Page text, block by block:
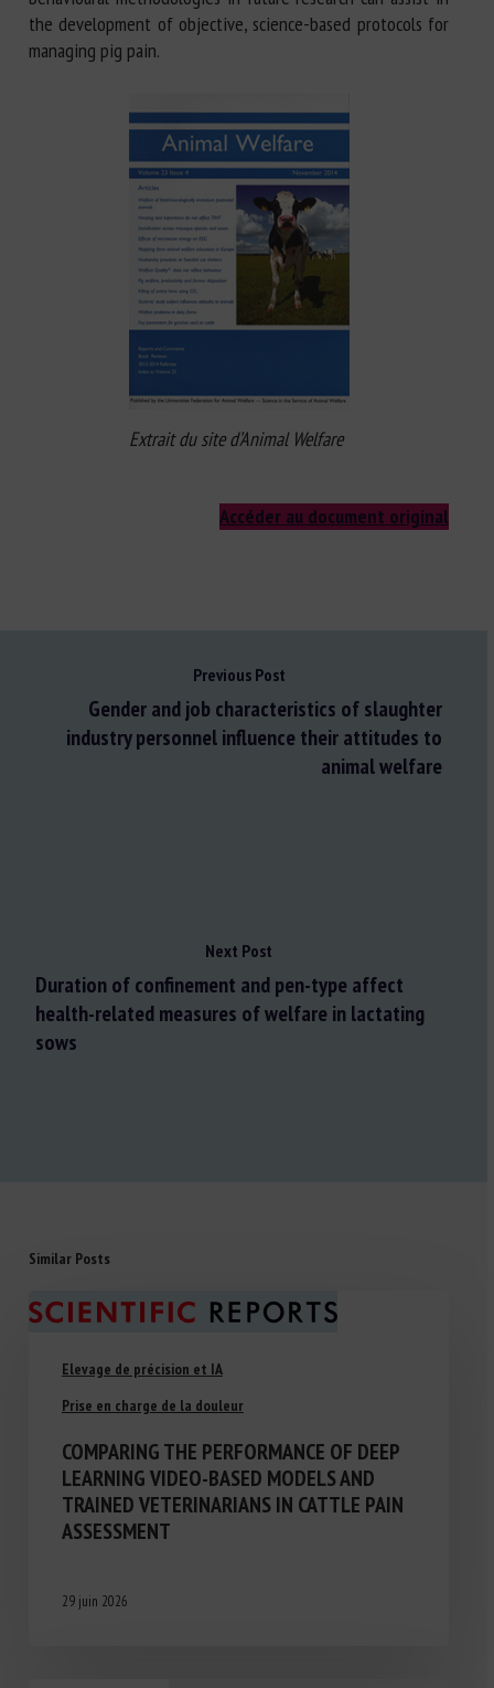
the development of objective, science-based protocols for
managing pig pain.
Extrait du site d’Animal Welfare
Accéder au document original
Previous Post
Gender and job characteristics of slaughter
industry personnel influence their attitudes to
animal welfare
Next Post
Duration of confinement and pen-type affect
health-related measures of welfare in lactating
sows
Similar Posts
Elevage de précision et IA
Prise en charge de la douleur
COMPARING THE PERFORMANCE OF DEEP
LEARNING VIDEO-BASED MODELS AND
TRAINED VETERINARIANS IN CATTLE PAIN
ASSESSMENT
29 juin 2026